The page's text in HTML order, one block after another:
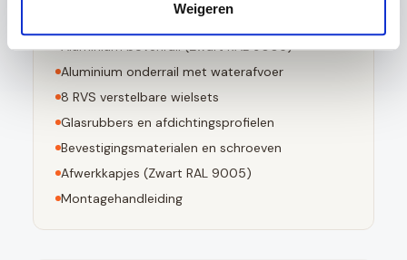
Weigeren
stuks 10mm geharde glaspanelen
Aluminium bovenrail (Zwart RAL 9005)
Aluminium onderrail met waterafvoer
8 RVS verstelbare wielsets
Glasrubbers en afdichtingsprofielen
Bevestigingsmaterialen en schroeven
Afwerkkapjes (Zwart RAL 9005)
Montagehandleiding